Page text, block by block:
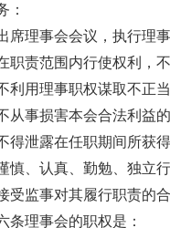
：
席理事会会议，执行理
职责范围内行使权利，
利用理事职权谋取不正
从事损害本会合法利益
得泄露在任职期间所获
慎、认真、勤勉、独立
受监事对其履行职责的
条理事会的职权是：